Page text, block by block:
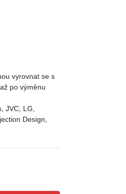
vyrovnat se s
po výměnu
JVC, LG,
Design,